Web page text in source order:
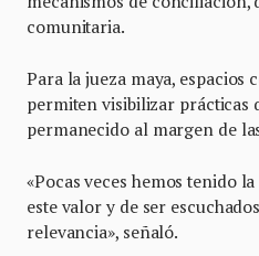
comunitaria.
Para la jueza maya, espacios
permiten visibilizar prácticas
permanecido al margen de
«Pocas veces hemos tenido
este valor y de ser
relevancia», señaló.